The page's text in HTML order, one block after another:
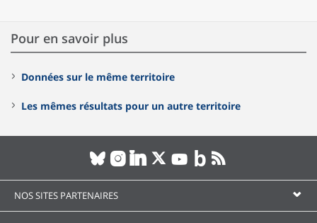
Pour en savoir plus
Données sur le même territoire
Les mêmes résultats pour un autre territoire
NOS SITES PARTENAIRES